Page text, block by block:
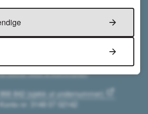
Åseral kommune
Gardsvegen 68
4540 Åseral
sikker post til kommunen
966 842 (sjekk ut undernummer)
Konto nr: 3148 07 02142